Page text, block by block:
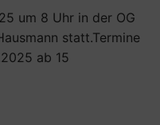
um 8 Uhr in der OG
statt.Termine
ab 15